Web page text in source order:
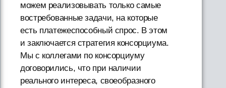
можем реализовывать только самые
востребованные задачи, на которые
есть платежеспособный спрос. В этом
и заключается стратегия консорциума.
Мы с коллегами по консорциуму
договорились, что при наличии
реального интереса, своеобразного